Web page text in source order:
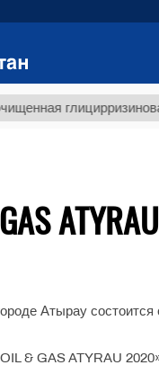
глицирризиновая
Атырау
& GAS ATYRAU